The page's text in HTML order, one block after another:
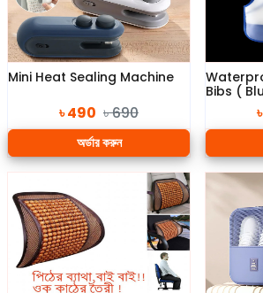
Mini Heat Sealing Machine
৳ 490 ৳ 690
অর্ডার করুন
Bibs (